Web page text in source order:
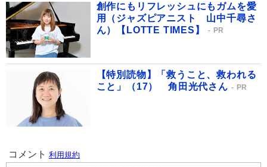
創作にもリフレッシュにもガムを愛
用（ジャズピアニスト 山中千尋さ
ん）【LOTTE TIMES】
PR
【特別読物】「救うこと、救われる
こと」（17） 角田光代さん
PR